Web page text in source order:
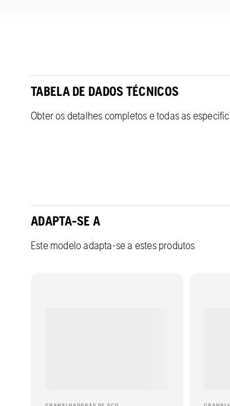
TABELA DE DADOS TÉCNICOS
Obter os detalhes completos e todas as
ADAPTA-SE A
Este modelo adapta-se a estes produtos